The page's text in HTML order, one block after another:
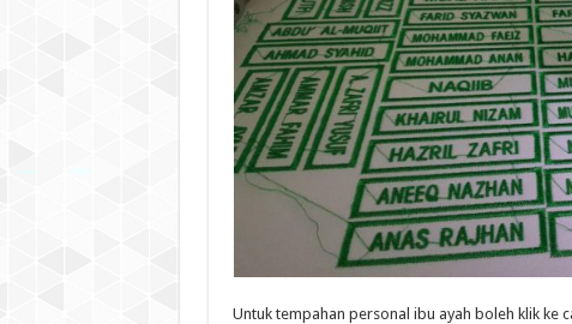
Untuk tempahan personal ibu ayah boleh klik ke